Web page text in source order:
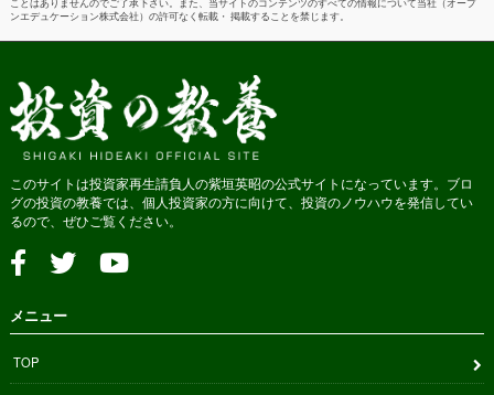
ことはありませんのでご了承下さい。また、当サイトのコンテンツのすべての情報について当社（オープ
ンエデュケーション株式会社）の許可なく転載・ 掲載することを禁じます。
このサイトは投資家再生請負人の紫垣英昭の公式サイトになっています。ブロ
グの投資の教養では、個人投資家の方に向けて、投資のノウハウを発信してい
るので、ぜひご覧ください。
メニュー
TOP